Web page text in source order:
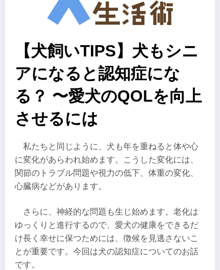
【犬飼いTIPS】犬もシニ
アになると認知症にな
る？ 〜愛犬のQOLを向上
させるには
私たちと同じように、犬も年を重ねると体や心
に変化があらわれ始めます。こうした変化には、
関節のトラブル問題や視力の低下、体重の変化、
心臓病などがあります。
さらに、神経的な問題も生じ始めます。老化は
ゆっくりと進行するので、愛犬の健康をできるだ
け長く幸せに保つためには、徴候を見逃さないこ
とが重要です。今回は犬の認知症についてのお話
です。